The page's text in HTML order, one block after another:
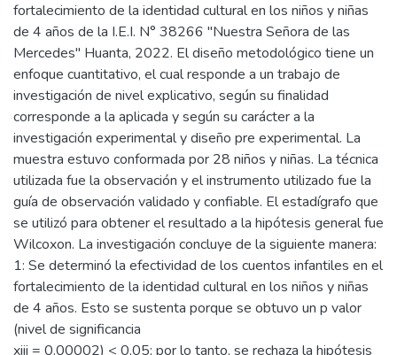
fortalecimiento de la identidad cultural en los niños y niñas
de 4 años de la I.E.I. N° 38266 "Nuestra Señora de las
Mercedes" Huanta, 2022. El diseño metodológico tiene un
enfoque cuantitativo, el cual responde a un trabajo de
investigación de nivel explicativo, según su finalidad
corresponde a la aplicada y según su carácter a la
investigación experimental y diseño pre experimental. La
muestra estuvo conformada por 28 niños y niñas. La técnica
utilizada fue la observación y el instrumento utilizado fue la
guía de observación validado y confiable. El estadígrafo que
se utilizó para obtener el resultado a la hipótesis general fue
Wilcoxon. La investigación concluye de la siguiente manera:
1: Se determinó la efectividad de los cuentos infantiles en el
fortalecimiento de la identidad cultural en los niños y niñas
de 4 años. Esto se sustenta porque se obtuvo un p valor
(nivel de significancia
xiii = 0.00002) < 0,05; por lo tanto, se rechaza la hipótesis